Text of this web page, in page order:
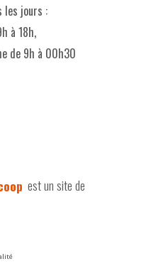
les jours :
à 18h,
de 9h à 00h30
est un site de